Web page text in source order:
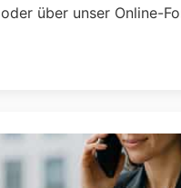
oder über unser Online-